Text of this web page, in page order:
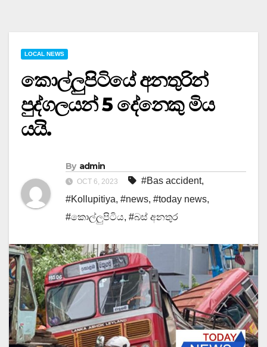
LOCAL NEWS
කොල්ලුපිටියේ අනතුරින්
පුද්ගලයන් 5 දේනෙකු මිය
යයි.
By admin
OCT 6, 2023 #Bas accident,
#Kollupitiya, #news, #today news,
#කොල්ලුපිටිය, #බස් අනතුර